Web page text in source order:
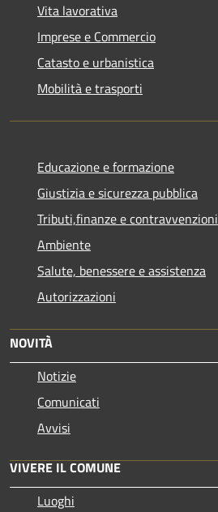
Vita lavorativa
Imprese e Commercio
Catasto e urbanistica
Mobilità e trasporti
Educazione e formazione
Giustizia e sicurezza pubblica
Tributi,finanze e contravvenzioni
Ambiente
Salute, benessere e assistenza
Autorizzazioni
NOVITÀ
Notizie
Comunicati
Avvisi
VIVERE IL COMUNE
Luoghi